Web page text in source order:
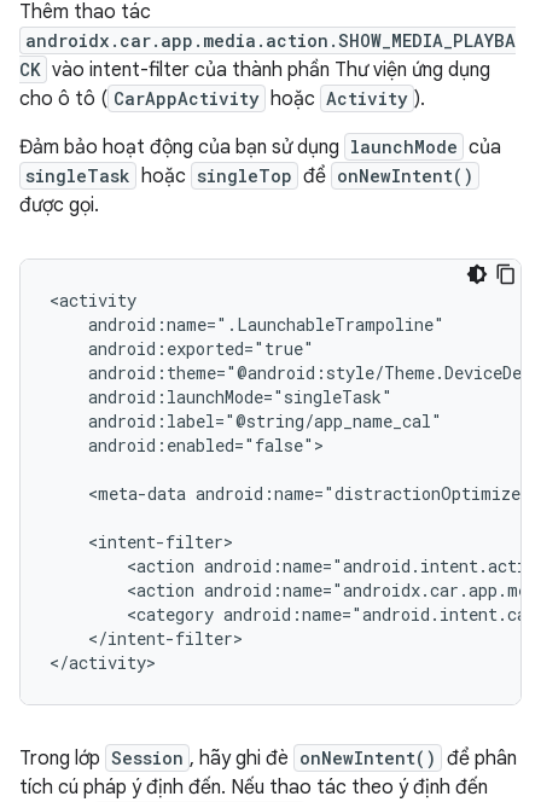
Thêm thao tác
androidx.car.app.media.action.SHOW_MEDIA_PLAYBA
CK vào intent-filter của thành phần Thư viện ứng dụng
cho ô tô ( CarAppActivity hoặc Activity ).
Đảm bảo hoạt động của bạn sử dụng launchMode của
singleTask hoặc singleTop để onNewIntent()
được gọi.
android:enabled="false">
<meta-data android:name="distractionOptimized"
<action
<action
<category
</intent-filter>
Trong lớp Session , hãy ghi đè onNewIntent() để phân
tích cú pháp ý định đến. Nếu thao tác theo ý định đến